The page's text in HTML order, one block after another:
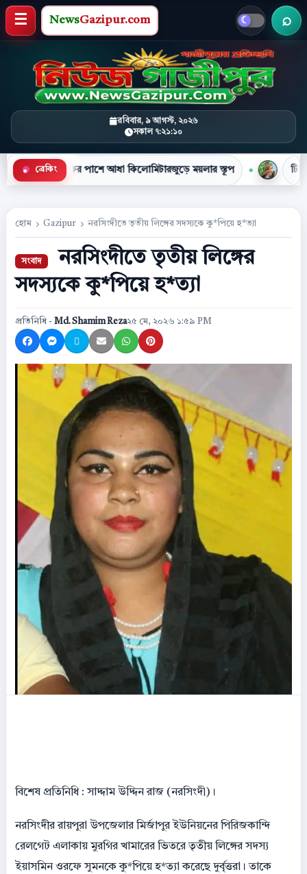
রবিবার, ৯ আগস্ট, ২০২৬
সকাল ৭:২১:১১
মেনু খুলুন
NewsGazipur.com
● ব্রেকিং
পাশে আধা কিলোমিটারজুড়ে ময়লার স্তূপ টিসিবির পণ্যের লাইনে
হোম Gazipur নরসিংদীতে তৃতীয় লিঙ্গের সদস্যকে কু*পিয়ে হ*ত্যা
নরসিংদীতে তৃতীয় লিঙ্গের
সদস্যকে কু*পিয়ে হ*ত্যা
প্রতিনিধি - Md. Shamim Reza২৫ মে, ২০২৬ ১:৫৯ PM
Share on Facebook
Share on Messenger
Share on XShare by Email
Share on WhatsApp
Share on Pinterest
বিশেষ প্রতিনিধি : সাদ্দাম উদ্দিন রাজ (নরসিংদী)।
নরসিংদীর রায়পুরা উপজেলার মির্জাপুর ইউনিয়নের পিরিজকান্দি
রেলগেট এলাকায় মুরগির খামারের ভিতরে তৃতীয় লিঙ্গের সদস্য
ইয়াসমিন ওরফে সুমনকে কু*পিয়ে হ*ত্যা করেছে দুর্বৃত্তরা। তাকে